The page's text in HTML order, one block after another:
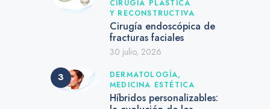
CIRUGÍA PLÁSTICA
Y RECONSTRUCTIVA
Cirugía endoscópica de
fracturas faciales
30 julio, 2026
DERMATOLOGÍA,
MEDICINA ESTÉTICA
Híbridos personalizables: